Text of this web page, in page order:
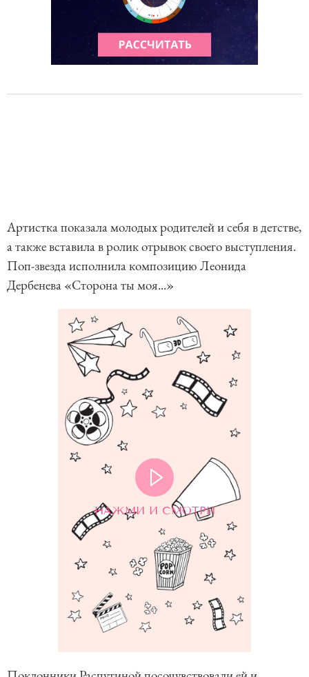
Артистка показала молодых родителей и себя в детстве,
а также вставила в ролик отрывок своего выступления.
Поп-звезда исполнила композицию Леонида
Дербенева «Сторона ты моя...»
НАЖМИ И СМОТРИ